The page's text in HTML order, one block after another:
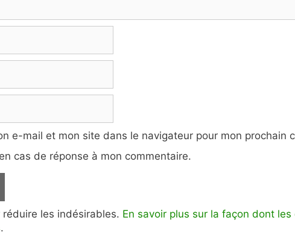
e-mail et mon site dans le navigateur pour mon prochain
cas de réponse à mon commentaire.
les indésirables. En savoir plus sur la façon dont
.